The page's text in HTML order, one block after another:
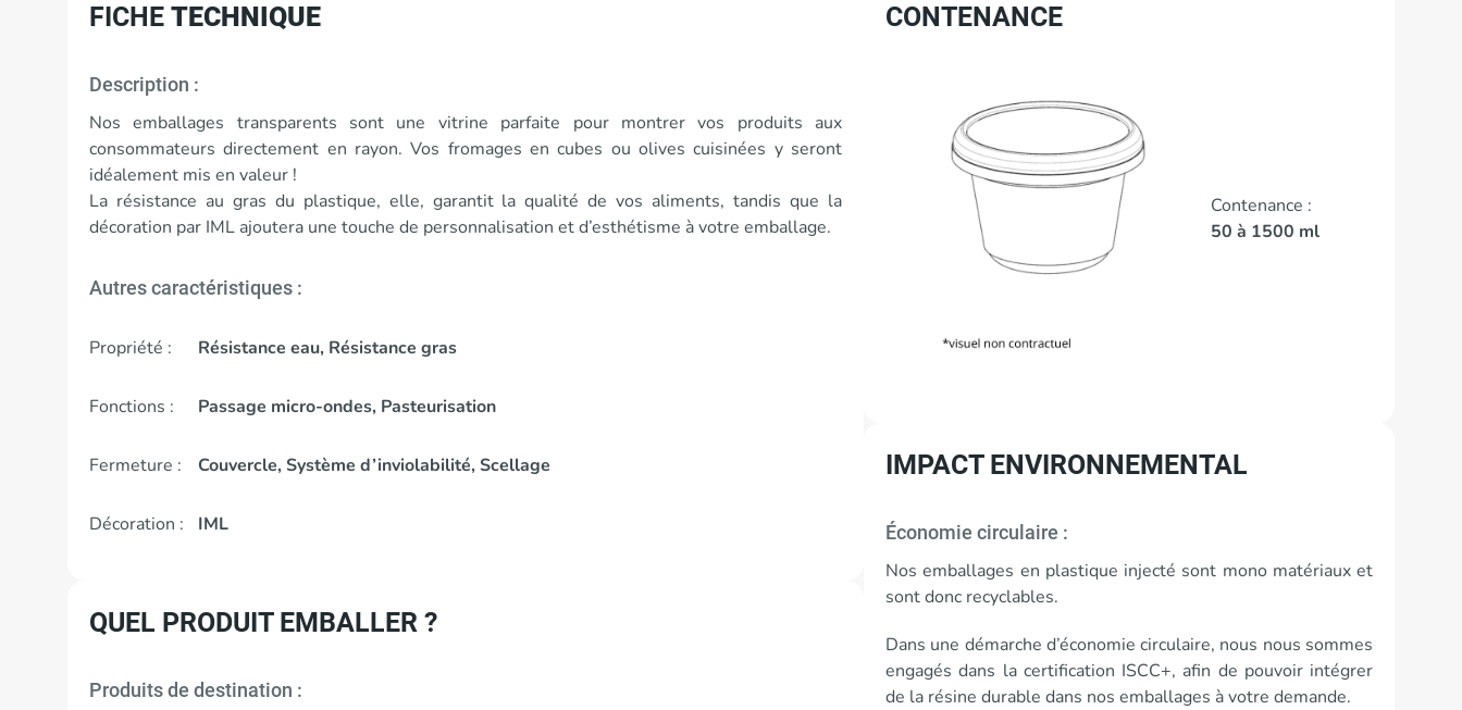
FICHE TECHNIQUE
Description :
Nos emballages transparents sont une vitrine parfaite pour montrer vos produits aux
consommateurs directement en rayon. Vos fromages en cubes ou olives cuisinées y seront
idéalement mis en valeur !
La résistance au gras du plastique, elle, garantit la qualité de vos aliments, tandis que la
décoration par IML ajoutera une touche de personnalisation et d’esthétisme à votre emballage.
Autres caractéristiques :
Propriété : Résistance eau, Résistance gras
Fonctions : Passage micro-ondes, Pasteurisation
Fermeture : Couvercle, Système d’inviolabilité, Scellage
Décoration : IML
QUEL PRODUIT EMBALLER ?
Produits de destination :
CONTENANCE
Contenance :
50 à 1500 ml
IMPACT ENVIRONNEMENTAL
Économie circulaire :
Nos emballages en plastique injecté sont mono matériaux et
sont donc recyclables.
Dans une démarche d’économie circulaire, nous nous sommes
engagés dans la certification ISCC+, afin de pouvoir intégrer
de la résine durable dans nos emballages à votre demande.